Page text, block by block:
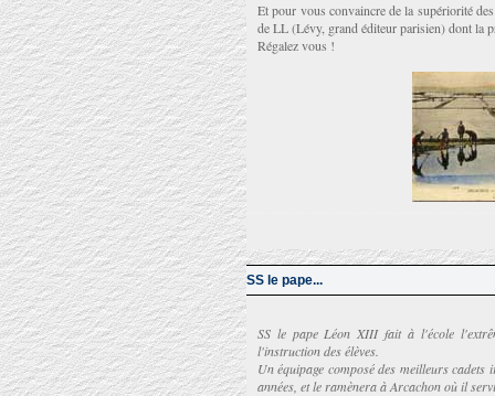
Et pour vous convaincre de la supériorité
de LL (Lévy, grand éditeur parisien) dont la
Régalez vous !
SS le pape...
SS le pape Léon XIII fait à l'école
l'instruction des élèves.
Un équipage composé des meilleurs
années, et le ramènera à Arcachon où il